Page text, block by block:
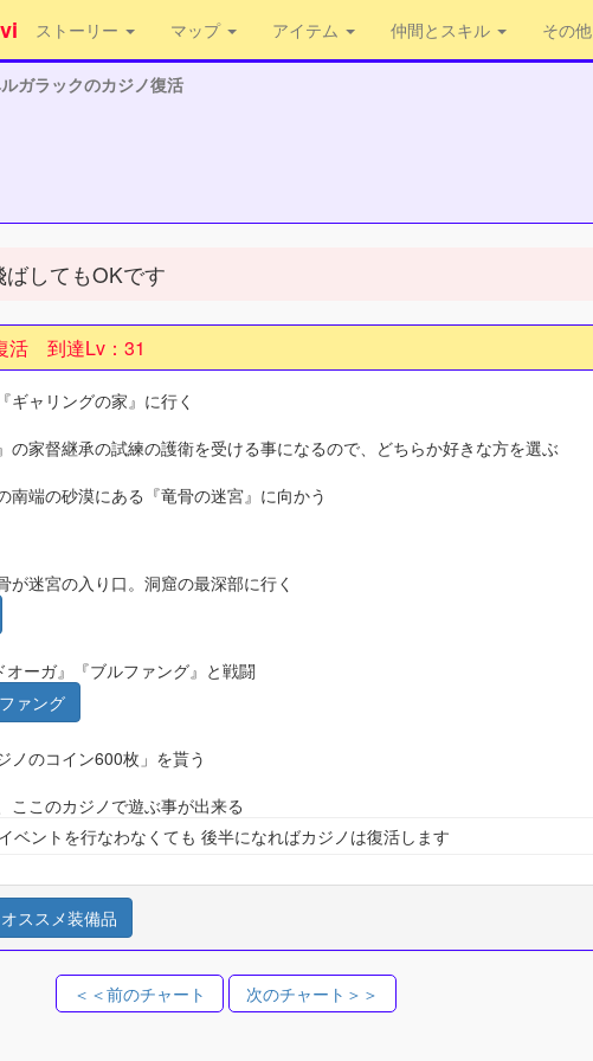
ストーリー マップ アイテム 仲間とスキル その他
ガラックのカジノ復活
してもOKです
活 到達Lv：31
ギャリングの家』に行く
の家督継承の試練の護衛を受ける事になるので、どちらか好きな方を選ぶ
南端の砂漠にある『竜骨の迷宮』に向かう
が迷宮の入り口。洞窟の最深部に行く
ーガ』『ブルファング』と戦闘
ァング
ノのコイン600枚」を貰う
ここのカジノで遊ぶ事が出来る
ベントを行なわなくても 後半になればカジノは復活します
オススメ装備品
＜＜前のチャート 次のチャート＞＞